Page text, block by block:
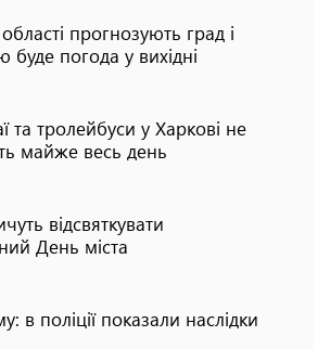
прогнозують град і
погода у вихідні
та тролейбуси у Харкові не
майже весь день
відсвяткувати
День міста
в поліції показали наслідки